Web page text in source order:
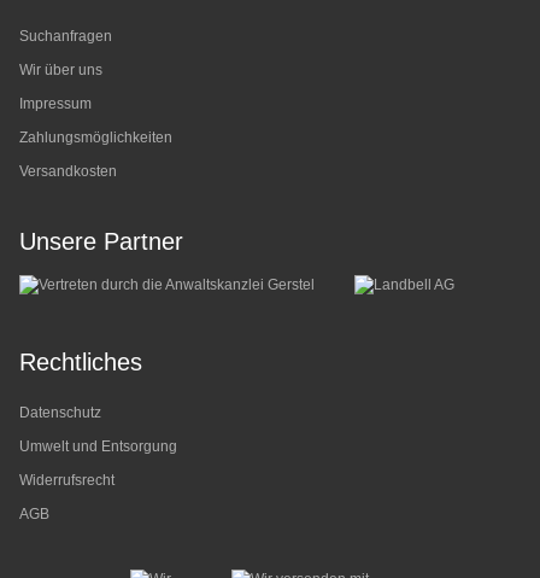
Suchanfragen
Wir über uns
Impressum
Zahlungsmöglichkeiten
Versandkosten
Unsere Partner
Rechtliches
Datenschutz
Umwelt und Entsorgung
Widerrufsrecht
AGB